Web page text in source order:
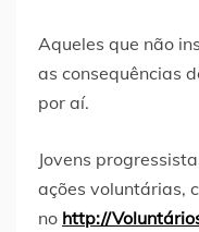
Aqueles que não
as consequências
por aí.
Jovens
ações voluntárias,
no http://